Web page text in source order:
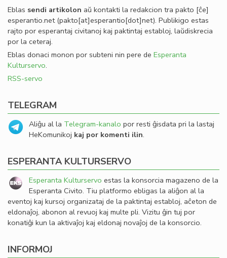
Eblas sendi artikolon aŭ kontakti la redakcion tra pakto [ĉe]
esperantio.net(pakto[at]esperantio[dot]net). Publikigo estas
rajto por esperantaj civitanoj kaj paktintaj establoj, laŭdiskrecia
por la ceteraj.
Eblas donaci monon por subteni nin pere de Esperanta
Kulturservo.
RSS-servo
TELEGRAM
Aliĝu al la Telegram-kanalo por resti ĝisdata pri la lastaj
HeKomunikoj kaj por komenti ilin.
ESPERANTA KULTURSERVO
Esperanta Kulturservo estas la konsorcia magazeno de la
Esperanta Civito. Tiu platformo ebligas la aliĝon al la
eventoj kaj kursoj organizataj de la paktintaj establoj, aĉeton de
eldonaĵoj, abonon al revuoj kaj multe pli. Vizitu ĝin tuj por
konatiĝi kun la aktivaĵoj kaj eldonaj novaĵoj de la konsorcio.
INFORMOJ